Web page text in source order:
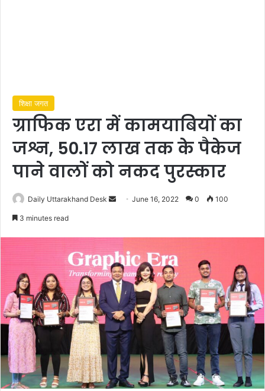
शिक्षा जगत
ग्राफिक एरा में कामयाबियों का
जश्न, 50.17 लाख तक के पैकेज
पाने वालों को नकद पुरस्कार
Daily Uttarakhand Desk
SendJune 16, 2022 0 100
3 minutes read